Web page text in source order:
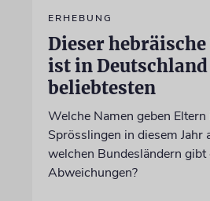
ERHEBUNG
Dieser
ist in
beliebtesten
Welche Namen geben Eltern
Sprösslingen in diesem Jahr
welchen Bundesländern gibt
Abweichungen?